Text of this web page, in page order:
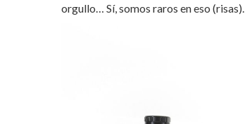
orgullo… Sí, somos raros en eso (risas).